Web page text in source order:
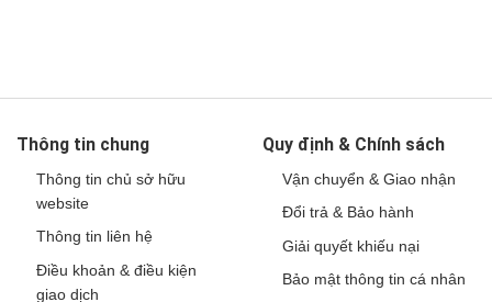
Thông tin chung
Thông tin chủ sở hữu
website
Thông tin liên hệ
Điều khoản & điều kiện
giao dịch
Quy định & Chính sách
Vận chuyển & Giao nhận
Đổi trả & Bảo hành
Giải quyết khiếu nại
Bảo mật thông tin cá nhân